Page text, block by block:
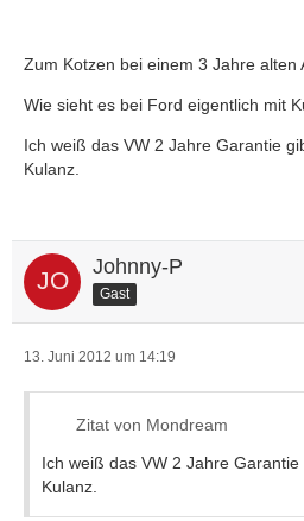
Zum Kotzen bei einem 3 Jahre alten
Wie sieht es bei Ford eigentlich mit
Ich weiß das VW 2 Jahre Garantie
Kulanz.
Johnny-P
Gast
13. Juni 2012 um 14:19
Zitat von Mondream
Ich weiß das VW 2 Jahre
Kulanz.